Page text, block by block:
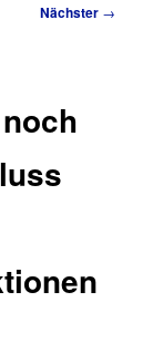
Nächster →